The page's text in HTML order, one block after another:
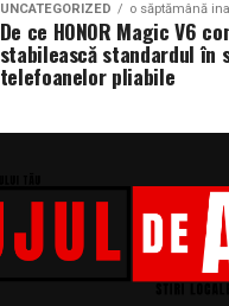
UNCATEGORIZED o săptămână
De ce HONOR Magic V6
stabilească standardul în
telefoanelor pliabile